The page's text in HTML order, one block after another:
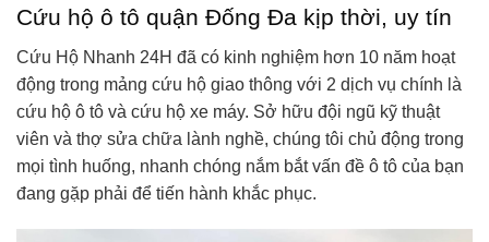
Cứu hộ ô tô quận Đống Đa kịp thời, uy tín
Cứu Hộ Nhanh 24H đã có kinh nghiệm hơn 10 năm hoạt
động trong mảng cứu hộ giao thông với 2 dịch vụ chính là
cứu hộ ô tô và cứu hộ xe máy. Sở hữu đội ngũ kỹ thuật
viên và thợ sửa chữa lành nghề, chúng tôi chủ động trong
mọi tình huống, nhanh chóng nắm bắt vấn đề ô tô của bạn
đang gặp phải để tiến hành khắc phục.